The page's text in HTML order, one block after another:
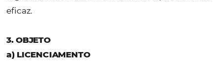
realizados; (v) pela aceitação de Proposta
2.1.2. A utilização ou contratação poderá ser